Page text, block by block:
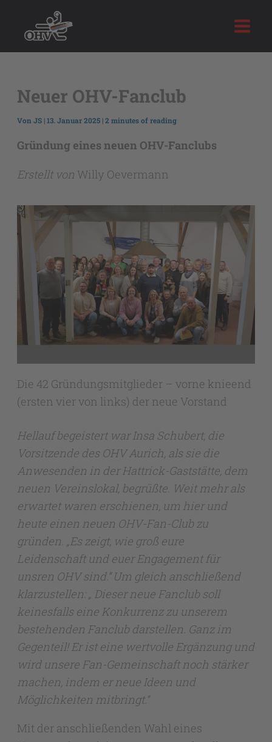
springen
Neuer OHV-Fanclub
VonJS |13. Januar 2025 |2 minutes of reading
Gründung eines neuen OHV-Fanclubs
Erstellt von Willy Oevermann
Die 42 Gründungsmitglieder – vorne knieend
(ersten vier von links) der neue Vorstand
Hellauf begeistert war Insa Schubert, die
Vorsitzende des OHV Aurich, als sie die
Anwesenden in der Hattrick-Gaststätte, dem
neuen Vereinslokal, begrüßte. Weit mehr als
erwartet waren erschienen, um hier und
heute einen neuen OHV-Fan-Club zu
gründen. „Es zeigt, wie groß eure
Leidenschaft und euer Engagement für
unsren OHV sind.“ Um gleich anschließend
klarzustellen: „ Dieser neue Fanclub soll
keinesfalls eine Konkurrenz zu unserem
bestehenden Fanclub darstellen. Ganz im
Gegenteil! Er ist eine wertvolle Ergänzung und
wird unsere Fan-Gemeinschaft noch stärker
machen, indem er neue Ideen und
Möglichkeiten mitbringt.“
Mit der anschließenden Wahl eines